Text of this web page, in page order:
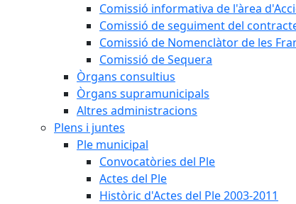
Comissió informativa de l'àrea
Comissió de seguiment del
Comissió de Nomenclàtor de les
Comissió de Sequera
Òrgans consultius
Òrgans supramunicipals
Altres administracions
Plens i juntes
Ple municipal
Convocatòries del Ple
Actes del Ple
Històric d'Actes del Ple 2003-2011